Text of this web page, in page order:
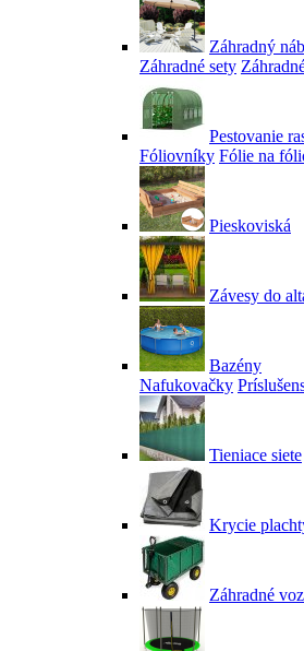
Záhradný
Záhradné sety
Pestovanie
Fóliovníky Fólie na
Pieskoviská
Závesy do
Bazény
Nafukovačky
Tieniace siete
Krycie
Záhradné